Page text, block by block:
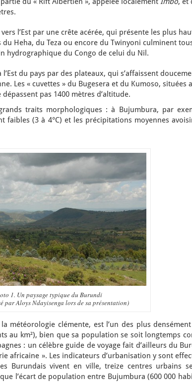
l’Est par une crête acérée, qui présente les plus
Heha, du Teza ou encore du Twinyoni culminent
hydrographique du Congo de celui du Nil.
du pays par des plateaux, qui s’affaissent
Les « cuvettes » du Bugesera et du Kumoso, situées
pas 1400 mètres d’altitude.
traits morphologiques : à Bujumbura, par
faibles (3 à 4°C) et les précipitations moyennes
1. Un paysage typique du Burundi
par Aloys Ndayisenga lors de sa présentation)
météorologie clémente, est l’un des plus
au km²), bien que sa population se soit longtemps
: un célèbre guide de voyage fait d’ailleurs du
africaine ». Les indicateurs d’urbanisation y sont
Burundais vivent en ville, treize centres urbains
l’écart de population entre Bujumbura (600 000